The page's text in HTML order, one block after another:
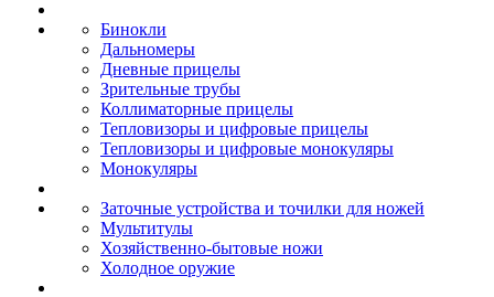
Бинокли
Дальномеры
Дневные прицелы
Зрительные трубы
Коллиматорные прицелы
Тепловизоры и цифровые прицелы
Тепловизоры и цифровые монокуляры
Монокуляры
Заточные устройства и точилки для ножей
Мультитулы
Хозяйственно-бытовые ножи
Холодное оружие